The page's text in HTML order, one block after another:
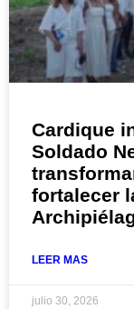
Cardique
Soldado
fortalecer
LEER MAS
julio 30, 2026